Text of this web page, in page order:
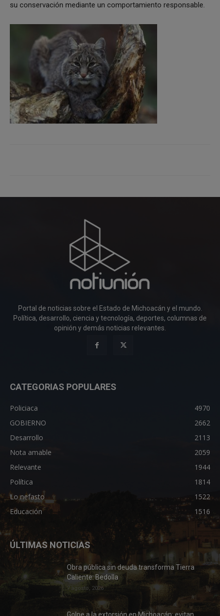
su conservación mediante un comportamiento responsable.
Portal de noticias sobre el Estado de Michoacán y el mundo.
Política, desarrollo, ciencia y tecnología, deportes, columnas de
opinión y demás noticias relevantes.
CATEGORIAS POPULARES
Policiaca
4970
GOBIERNO
2662
Desarrollo
2113
Nota amable
2059
Relevante
1944
Política
1814
Lo nefasto
1522
Educación
1516
ÚLTIMAS NOTICIAS
Obra pública sin deuda transforma Tierra
Caliente: Bedolla
7 agosto, 2026
Golpe a la extorsión en Michoacán: evitan